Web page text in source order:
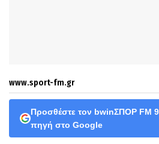
www.sport-fm.gr
Προσθέστε τον bwinΣΠΟΡ FM
πηγή στο Google